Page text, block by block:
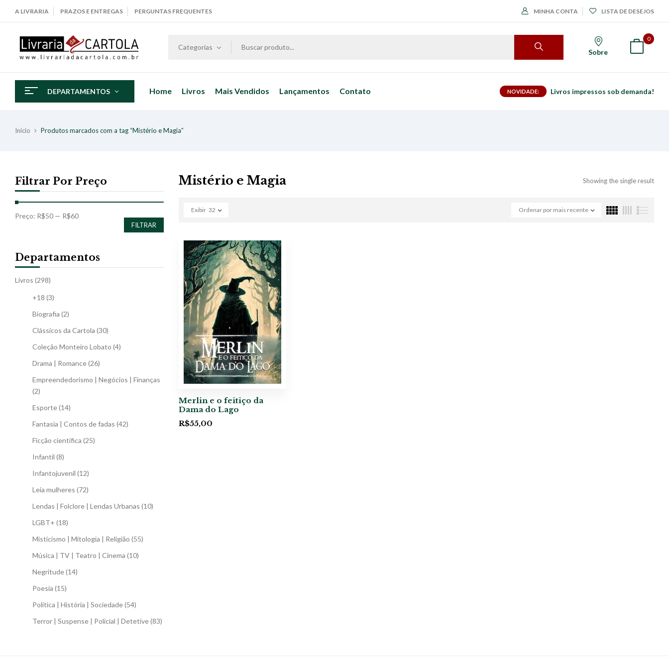
A LIVRARIA PRAZOS E ENTREGAS PERGUNTAS FREQUENTES MINHA CONTA LISTA DE DESEJOS
Categorias
Sobre
0
DEPARTAMENTOS Home Livros Mais Vendidos Lançamentos Contato NOVIDADE: Livros impressos sob demanda!
Início Produtos marcados com a tag “Mistério e Magia”
Filtrar Por Preço
FILTRAR
Preço: R$50 — R$60
Departamentos
Livros (298)
+18 (3)
Biografia (2)
Clássicos da Cartola (30)
Coleção Monteiro Lobato (4)
Drama | Romance(26)
Empreendedorismo | Negócios | Finanças
(2)
Esporte(14)
Fantasia | Contos de fadas (42)
Ficção científica (25)
Infantil (8)
Infantojuvenil (12)
Leia mulheres (72)
Lendas | Folclore | Lendas Urbanas (10)
LGBT+ (18)
Misticismo | Mitologia | Religião (55)
Música | TV | Teatro | Cinema (10)
Negritude(14)
Poesia (15)
Política | História | Sociedade(54)
Terror | Suspense | Policial | Detetive(83)
Mistério e Magia Showing the single result
Ordenar por mais recente
Exibir 32
Merlin e o feitiço da
Dama do Lago
R$55,00